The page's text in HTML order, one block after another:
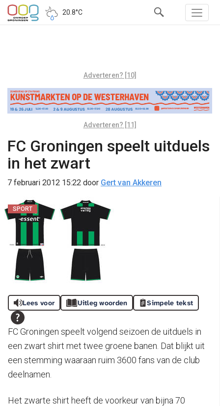
20.8°C
Adverteren? [10]
Adverteren? [11]
FC Groningen speelt uitduels
in het zwart
7 februari 2012 15:22 door Gert van Akkeren
SPORT
Lees voor Uitleg woorden Simpele tekst
FC Groningen speelt volgend seizoen de uitduels in
een zwart shirt met twee groene banen. Dat blijkt uit
een stemming waaraan ruim 3600 fans van de club
deelnamen.
Het zwarte shirt heeft de voorkeur van bijna 70